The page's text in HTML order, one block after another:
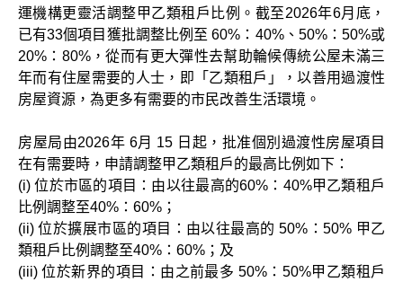
運機構更靈活調整甲乙類租戶比例。截至2026年6月底，
已有33個項目獲批調整比例至 60%：40%、50%：50%或
20%：80%，從而有更大彈性去幫助輪候傳統公屋未滿三
年而有住屋需要的人士，即「乙類租戶」，以善用過渡性
房屋資源，為更多有需要的市民改善生活環境。
房屋局由2026年 6月 15 日起，批准個別過渡性房屋項目
在有需要時，申請調整甲乙類租戶的最高比例如下：
(i) 位於市區的項目：由以往最高的60%：40%甲乙類租戶
比例調整至40%：60%；
(ii) 位於擴展市區的項目：由以往最高的 50%：50% 甲乙
類租戶比例調整至40%：60%；及
(iii) 位於新界的項目：由之前最多 50%：50%甲乙類租戶